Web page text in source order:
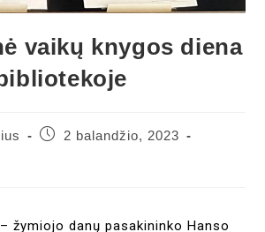
vaikų knygos diena
2 balandžio, 2023
žymiojo danų pasakininko Hanso